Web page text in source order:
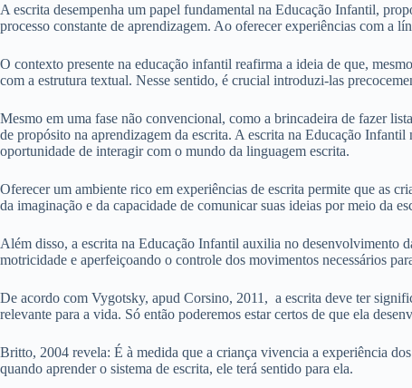
A escrita desempenha um papel fundamental na Educação Infantil,
processo constante de aprendizagem. Ao oferecer experiências com a
O contexto presente na educação infantil reafirma a ideia de que,
com a estrutura textual. Nesse sentido, é crucial introduzi-las
Mesmo em uma fase não convencional, como a brincadeira de fazer
de propósito na aprendizagem da escrita. A escrita na Educação
oportunidade de interagir com o mundo da linguagem escrita.
Oferecer um ambiente rico em experiências de escrita permite que as
da imaginação e da capacidade de comunicar suas ideias por meio da
Além disso, a escrita na Educação Infantil auxilia no desenvolvimento
motricidade e aperfeiçoando o controle dos movimentos necessários
De acordo com Vygotsky, apud Corsino, 2011, a escrita deve ter
relevante para a vida. Só então poderemos estar certos de que ela
Britto, 2004 revela: É à medida que a criança vivencia a experiência
quando aprender o sistema de escrita, ele terá sentido para ela.